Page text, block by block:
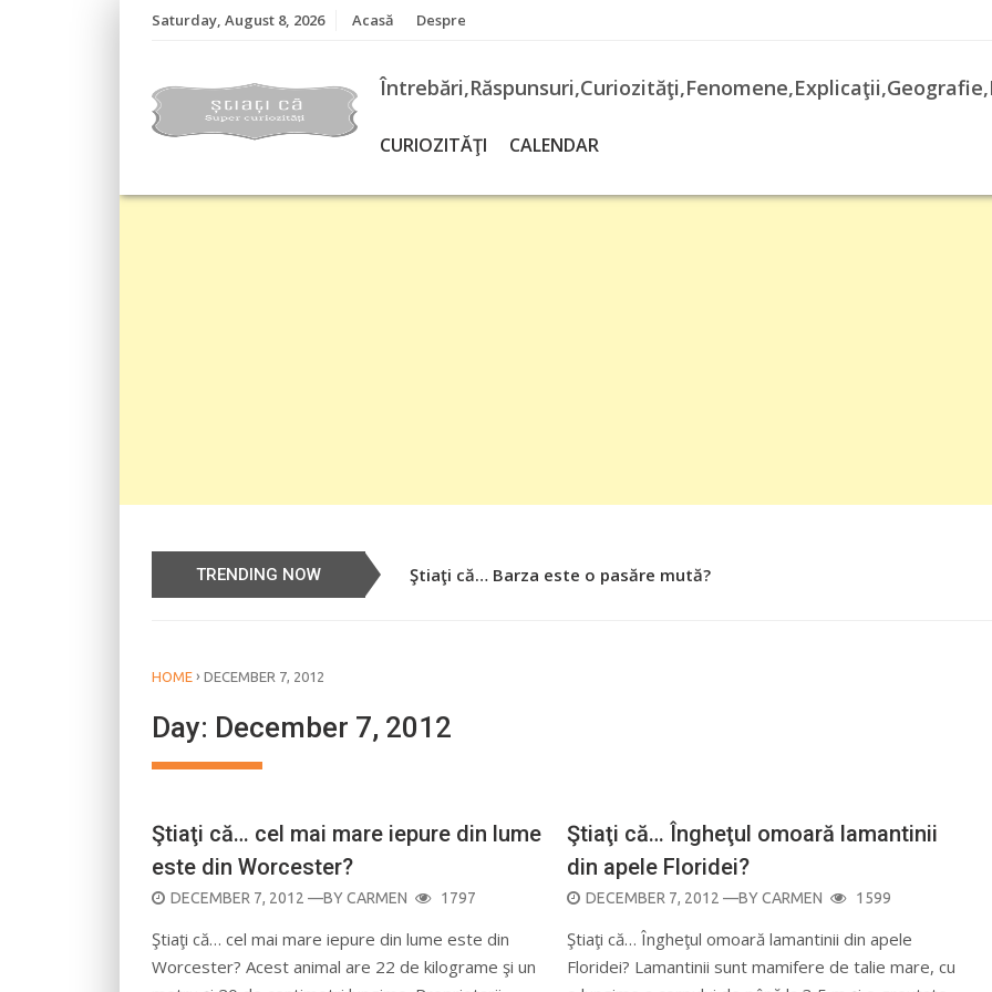
Saturday, August 8, 2026 Acasă Despre
CURIOZITĂŢI CALENDAR
TRENDING NOW Ştiaţi că… Barza este o pasăre mută?
Știați că… Roşiile îsi păstrează substanţele benefice organismului
HOME › DECEMBER 7, 2012
Day: December 7, 2012
Ştiaţi că… cel mai mare iepure din lume
este din Worcester?
POSTED
DECEMBER 7, 2012 —BYCARMEN 1797
Ştiaţi că… cel mai mare iepure din lume este din
Worcester? Acest animal are 22 de kilograme şi un
Ştiaţi că… Îngheţul omoară lamantinii
din apele Floridei?
POSTED
DECEMBER 7, 2012 —BYCARMEN 1599
Ştiaţi că… Îngheţul omoară lamantinii din apele
Floridei? Lamantinii sunt mamifere de talie mare, cu